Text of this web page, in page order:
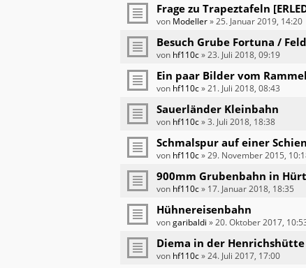
Frage zu Trapeztafeln
von Modeller»25. Januar 2019, 14:20
Besuch Grube Fortuna /
von hf110c»23. Juli 2018, 09:19
Ein paar Bilder vom
von hf110c»21. Juli 2018, 08:43
Sauerländer Kleinbahn
von hf110c»3. Juli 2018, 18:38
Schmalspur auf einer
von hf110c»29. November 2015,
900mm Grubenbahn in
von hf110c» 17. Januar 2018, 18:35
Hühnereisenbahn
vongaribaldi »20. Oktober 2017,
Diema in der Henrichshütte
von hf110c»24. Juli 2017, 17:00